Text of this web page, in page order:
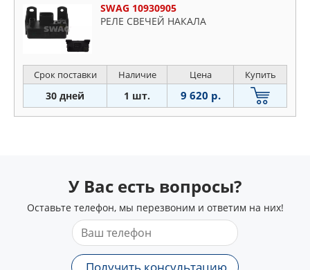
SWAG 10930905
РЕЛЕ СВЕЧЕЙ НАКАЛА
Срок поставки Наличие Цена Купить
30 дней 1 шт. 9 620 р.
У Вас есть вопросы?
Оставьте телефон, мы перезвоним и ответим на них!
Получить консультацию